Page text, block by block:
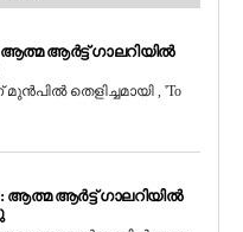
ആത്മ ആർട്ട് ഗാലറിയിൽ
തെളിച്ചമായി , 'To
ആത്മ ആർട്ട് ഗാലറിയിൽ